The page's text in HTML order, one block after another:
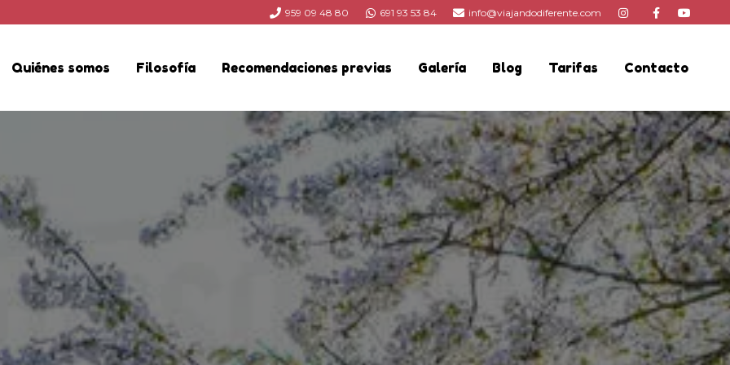
959 09 48 80 691 93 53 84 info@viajandodiferente.com
Quiénes somos Filosofía Recomendaciones previas Galería Blog Tarifas Contacto